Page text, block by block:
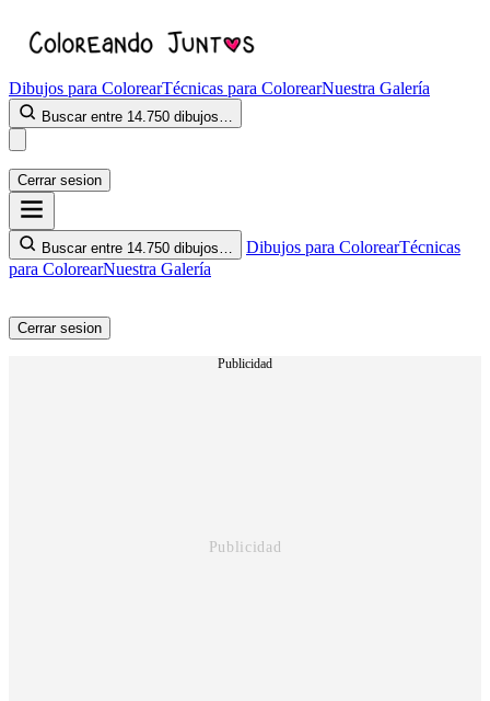
Dibujos para ColorearTécnicas para ColorearNuestra Galería
Buscar entre 14.750 dibujos…
Cerrar sesion
Buscar entre 14.750 dibujos… Dibujos para ColorearTécnicas
para ColorearNuestra Galería
Cerrar sesion
Publicidad